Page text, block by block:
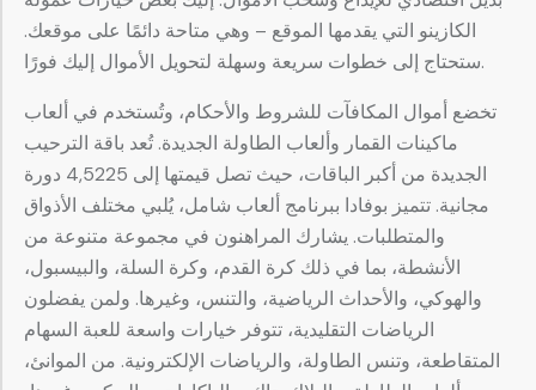
الكازينو التي يقدمها الموقع – وهي متاحة دائمًا على موقعك.
ستحتاج إلى خطوات سريعة وسهلة لتحويل الأموال إليك فورًا.
تخضع أموال المكافآت للشروط والأحكام، وتُستخدم في ألعاب
ماكينات القمار وألعاب الطاولة الجديدة. تُعد باقة الترحيب
الجديدة من أكبر الباقات، حيث تصل قيمتها إلى 4,5225 دورة
مجانية. تتميز بوفادا ببرنامج ألعاب شامل، يُلبي مختلف الأذواق
والمتطلبات. يشارك المراهنون في مجموعة متنوعة من
الأنشطة، بما في ذلك كرة القدم، وكرة السلة، والبيسبول،
والهوكي، والأحداث الرياضية، والتنس، وغيرها. ولمن يفضلون
الرياضات التقليدية، تتوفر خيارات واسعة للعبة السهام
المتقاطعة، وتنس الطاولة، والرياضات الإلكترونية. من الموانئ،